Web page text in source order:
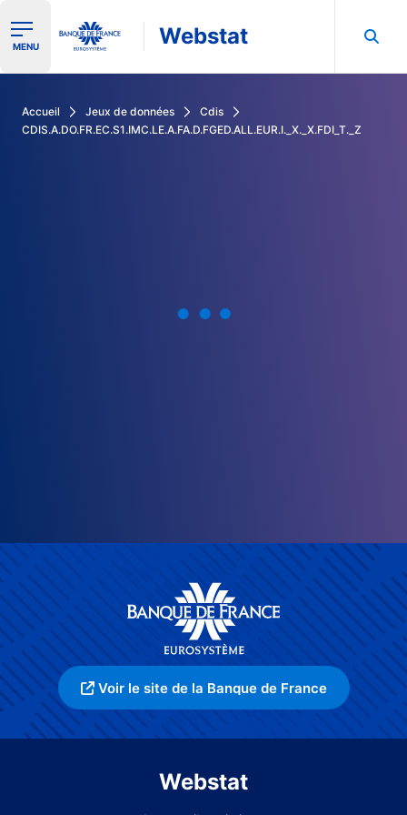
Ouvrir le menu de navigation
MENU Webstat
Accueil Jeux de données
Cdis
CDIS.A.DO.FR.EC.S1.IMC.LE.A.FA.D.FGED.ALL.EUR.I._X._X.FDI_T._Z
Voir le site de la Banque de France
Webstat